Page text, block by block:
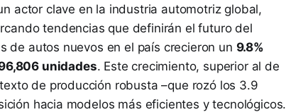
actor clave en la industria automotriz global,
tendencias que definirán el futuro del
de autos nuevos en el país crecieron un 9.8%
unidades. Este crecimiento, superior al de
de producción robusta –que rozó los 3.9
hacia modelos más eficientes y tecnológicos.